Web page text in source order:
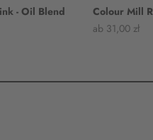
- Oil Blend
Colour Mill
Angebot
ab 31,00 zł